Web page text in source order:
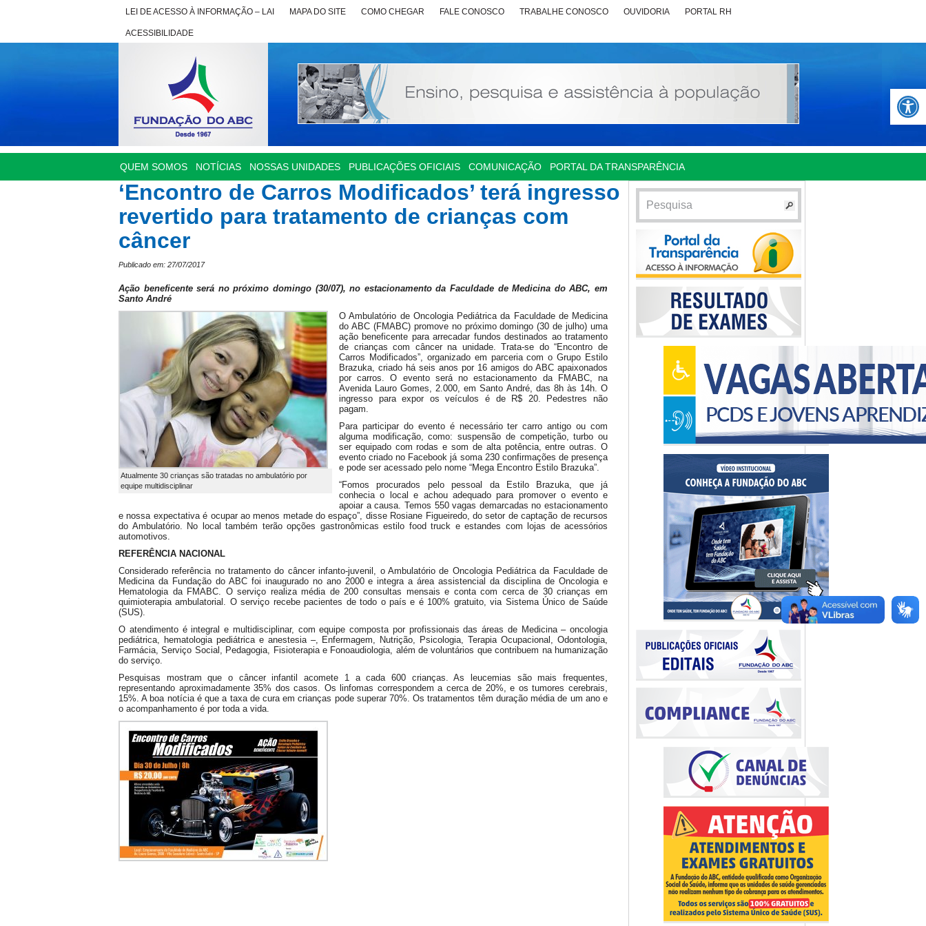
Abrir
LEI DE ACESSO À INFORMAÇÃO – LAI MAPA DO SITE COMO CHEGAR FALE CONOSCO TRABALHE CONOSCO OUVIDORIA PORTAL RH
ACESSIBILIDADE
QUEM SOMOS NOTÍCIAS NOSSAS UNIDADES PUBLICAÇÕES OFICIAIS COMUNICAÇÃO PORTAL DA TRANSPARÊNCIA
‘Encontro de Carros Modificados’ terá ingresso
revertido para tratamento de crianças com
câncer
Publicado em: 27/07/2017
Ação beneficente será no próximo domingo (30/07), no estacionamentoda Faculdade de Medicina do ABC, em
Santo André
Atualmente 30 crianças são tratadas no ambulatório por
equipe multidisciplinar
O Ambulatório de Oncologia Pediátrica da Faculdade de Medicina
do ABC (FMABC) promove no próximo domingo (30 de julho) uma
ação beneficente para arrecadar fundos destinados ao tratamento
de crianças com câncer na unidade. Trata-se do “Encontro de
Carros Modificados”, organizado em parceria com o Grupo Estilo
Brazuka, criado há seis anos por 16 amigos do ABC apaixonados
por carros. O evento será no estacionamento da FMABC, na
Avenida Lauro Gomes, 2.000, em Santo André, das 8h às 14h. O
ingresso para expor os veículos é de R$ 20. Pedestres não
pagam.
Para participar do evento é necessário ter carro antigo ou com
alguma modificação, como: suspensão de competição, turbo ou
ser equipado com rodas e som de alta potência, entre outras. O
evento criado no Facebook já soma 230 confirmações de presença
e pode ser acessado pelo nome “Mega Encontro Estilo Brazuka”.
“Fomos procurados pelo pessoal da Estilo Brazuka, que já
conhecia o local e achou adequado para promover o evento e
apoiar a causa. Temos 550 vagas demarcadas no estacionamento
e nossa expectativa é ocupar ao menos metade do espaço”, disse Rosiane Figueiredo, do setor de captação de recursos
do Ambulatório. No local também terão opções gastronômicas estilo food truck e estandes com lojas de acessórios
automotivos.
REFERÊNCIA NACIONAL
Considerado referência no tratamento do câncer infanto-juvenil, o Ambulatório de Oncologia Pediátrica da Faculdade de
Medicina da Fundação do ABC foi inaugurado no ano 2000 e integra a área assistencial da disciplina de Oncologia e
Hematologia da FMABC. O serviço realiza média de 200 consultas mensais e conta com cerca de 30 crianças em
quimioterapia ambulatorial. O serviço recebe pacientes de todo o país e é 100% gratuito, via Sistema Único de Saúde
(SUS).
O atendimento é integral e multidisciplinar, com equipe composta por profissionais das áreas de Medicina – oncologia
pediátrica, hematologia pediátrica e anestesia –, Enfermagem, Nutrição, Psicologia, Terapia Ocupacional, Odontologia,
Farmácia, Serviço Social, Pedagogia, Fisioterapia e Fonoaudiologia, além de voluntários que contribuem na humanização
do serviço.
Pesquisas mostram que o câncer infantil acomete 1 a cada 600 crianças. As leucemias são mais frequentes,
representando aproximadamente 35% dos casos. Os linfomas correspondem a cerca de 20%, e os tumores cerebrais,
15%. A boa notícia é que a taxa de cura em crianças pode superar 70%. Os tratamentos têm duração média de um ano e
o acompanhamento é por toda a vida.